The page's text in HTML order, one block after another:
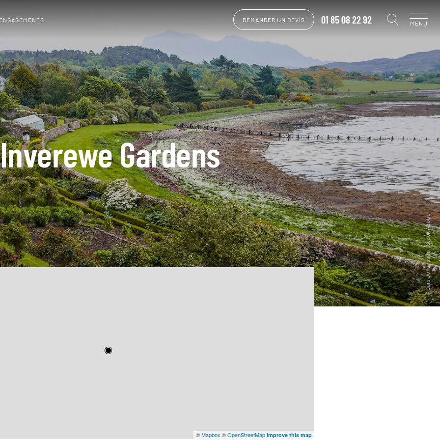
DEMANDER UN DEVIS 01 85 08 22 92 MENU
Inverewe Gardens
©Mapbox ©OpenStreetMap Improve this map